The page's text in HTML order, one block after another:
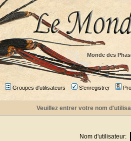
Monde des
Groupes d'utilisateurs S'enregistrer
Veuillez entrer votre nom
Nom d'utilisateur: